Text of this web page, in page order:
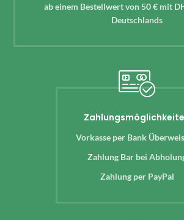
ab einem Bestellwert von 50 € mit
Deutschlands
Vorkasse per Bank
Zahlung Bar bei
Zahlung per PayPal